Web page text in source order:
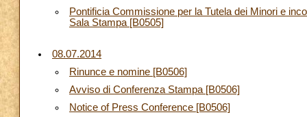
Pontificia Commissione per la Tutela dei Minori e
Sala Stampa [B0505]
08.07.2014
Rinunce e nomine [B0506]
Avviso di Conferenza Stampa [B0506]
Notice of Press Conference [B0506]